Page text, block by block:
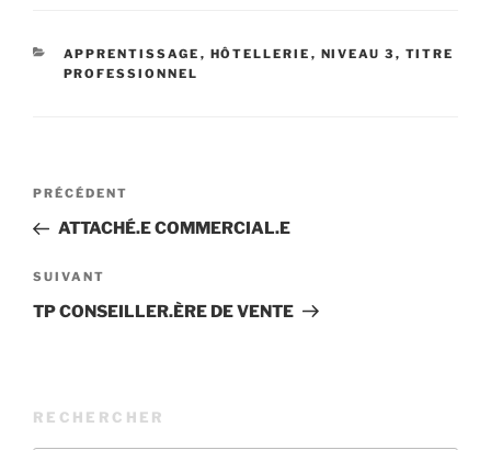
CATÉGORIES
APPRENTISSAGE , HÔTELLERIE , NIVEAU 3 , TITRE
PROFESSIONNEL
Navigation
l’article
Article
précédent
PRÉCÉDENT
ATTACHÉ.E COMMERCIAL.E
Article
suivant
SUIVANT
TP CONSEILLER.ÈRE DE VENTE
RECHERCHER